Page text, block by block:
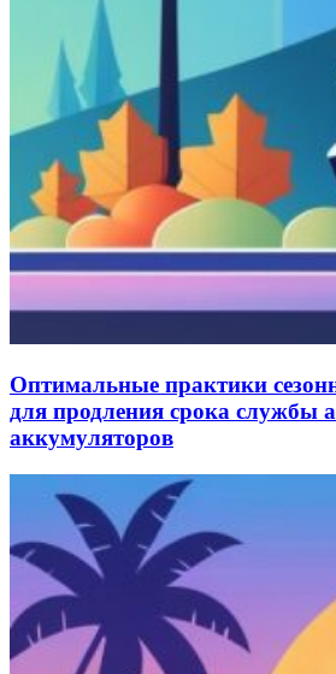
Оптимальные практики
для продления срока службы
аккумуляторов